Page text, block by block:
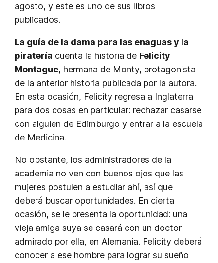
agosto, y este es uno de sus libros
publicados.
La guía de la dama para las enaguas y la
piratería cuenta la historia de Felicity
Montague, hermana de Monty, protagonista
de la anterior historia publicada por la autora.
En esta ocasión, Felicity regresa a Inglaterra
para dos cosas en particular: rechazar casarse
con alguien de Edimburgo y entrar a la escuela
de Medicina.
No obstante, los administradores de la
academia no ven con buenos ojos que las
mujeres postulen a estudiar ahí, así que
deberá buscar oportunidades. En cierta
ocasión, se le presenta la oportunidad: una
vieja amiga suya se casará con un doctor
admirado por ella, en Alemania. Felicity deberá
conocer a ese hombre para lograr su sueño